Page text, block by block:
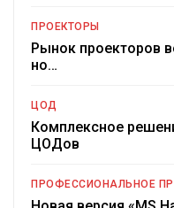
ПРОЕКТОРЫ
Рынок проекторов
но…
ЦОД
Комплексное
ЦОДов
ПРОФЕССИОНАЛЬНОЕ